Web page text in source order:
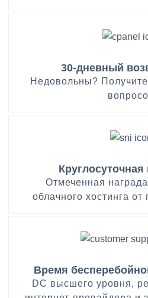
30-дневный
Недовольны?
Отмеченная
облачного хостинга
Время
DC высшего уровня,